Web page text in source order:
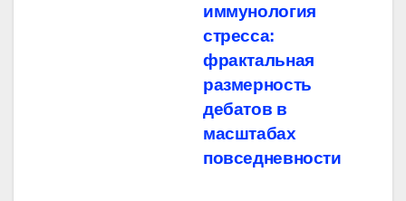
иммунология
стресса:
фрактальная
размерность
дебатов в
масштабах
повседневности